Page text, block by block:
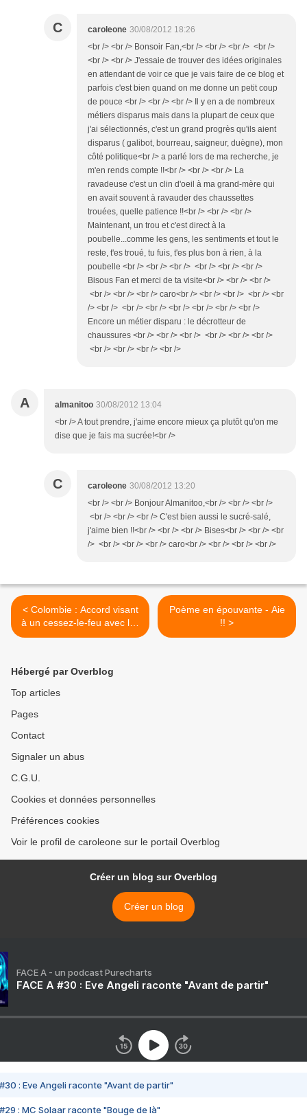
C caroleone 30/08/2012 18:26
<br /> <br /> Bonsoir Fan,<br /> <br /> <br /> <br />
<br /> <br /> J'essaie de trouver des idées originales
en attendant de voir ce que je vais faire de ce blog et
parfois c'est bien quand on me donne un petit coup
de pouce <br /> <br /> <br /> Il y en a de nombreux
métiers disparus mais dans la plupart de ceux que
j'ai sélectionnés, c'est un grand progrès qu'ils aient
disparus ( galibot, bourreau, saigneur, duègne), mon
côté politique<br /> a parlé lors de ma recherche, je
m'en rends compte !!<br /> <br /> <br /> La
ravadeuse c'est un clin d'oeil à ma grand-mère qui
en avait souvent à ravauder des chaussettes
trouées, quelle patience !!<br /> <br /> <br />
Maintenant, un trou et c'est direct à la
poubelle...comme les gens, les sentiments et tout le
reste, t'es troué, tu fuis, t'es plus bon à rien, à la
poubelle <br /> <br /> <br /> <br /> <br /> <br />
Bisous Fan et merci de ta visite<br /> <br /> <br />
<br /> <br /> <br /> caro<br /> <br /> <br /> <br /> <br
/> <br /> <br /> <br /> <br /> <br /> <br /> <br />
Encore un métier disparu : le décrotteur de
chaussures <br /> <br /> <br /> <br /> <br /> <br />
<br /> <br /> <br /> <br />
A almanitoo 30/08/2012 13:04
<br /> A tout prendre, j'aime encore mieux ça plutôt qu'on me
dise que je fais ma sucrée!<br />
C caroleone 30/08/2012 13:20
<br /> <br /> Bonjour Almanitoo,<br /> <br /> <br />
<br /> <br /> <br /> C'est bien aussi le sucré-salé,
j'aime bien !!<br /> <br /> <br /> Bises<br /> <br /> <br
/> <br /> <br /> <br /> caro<br /> <br /> <br /> <br />
< Colombie : Accord visant
à un cessez-le-feu avec les
FARC
Poème en épouvante - Aie
!! >
Hébergé par Overblog
Top articles
Pages
Contact
Signaler un abus
C.G.U.
Cookies et données personnelles
Préférences cookies
Voir le profil de caroleone sur le portail Overblog
Créer un blog sur Overblog
Créer un blog
FACE A - un podcast Purecharts
FACE A #30 : Eve Angeli raconte "Avant de partir"
#30 : Eve Angeli raconte "Avant de partir"
#29 : MC Solaar raconte "Bouge de là"